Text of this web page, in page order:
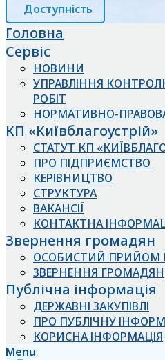
Доступність
Головна
Сервіс
НОВИНИ
УПРАВЛІННЯ
РОБІТ
НОРМАТИВНО-
КП «Київблагоустрій»
СТАТУТ КП
ПРО ПІДПРИЄМСТВО
КЕРІВНИЦТВО
СТРУКТУРА
ВАКАНСІЇ
КОНТАКТНА
Звернення громадян
ОСОБИСТИЙ ПРИЙОМ
ЗВЕРНЕННЯ ГРОМАДЯН
Публічна інформація
ДЕРЖАВНІ ЗАКУПІВЛІ
ПРО ПУБЛІЧНУ
КОРИСНА ІНФОРМАЦІЯ
Menu